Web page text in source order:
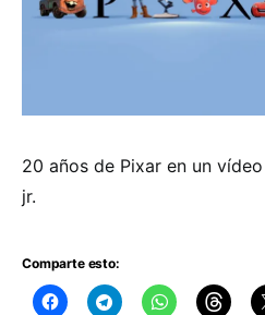
20 años de Pixar en un
jr.
Comparte esto: